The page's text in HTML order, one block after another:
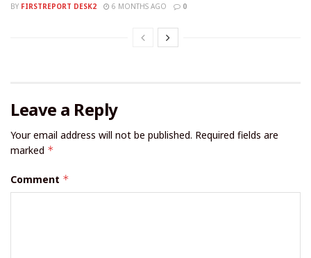
BY FIRSTREPORT DESK2 6 MONTHS AGO 0
Leave a Reply
Your email address will not be published. Required fields are
marked *
Comment *